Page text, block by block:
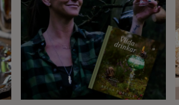
mojiton föddes.